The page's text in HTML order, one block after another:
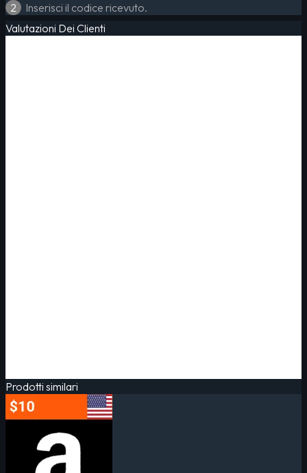
2
Inserisci il codice ricevuto.
Valutazioni Dei Clienti
Prodotti similari